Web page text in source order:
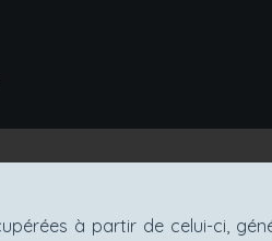
à partir de celui-ci,